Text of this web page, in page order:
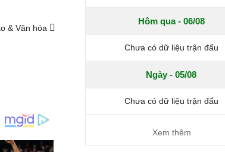
& Văn hóa
Hôm qua - 06/08
Chưa có dữ liệu trận đấu
Ngày - 05/08
Chưa có dữ liệu trận đấu
Xem thêm